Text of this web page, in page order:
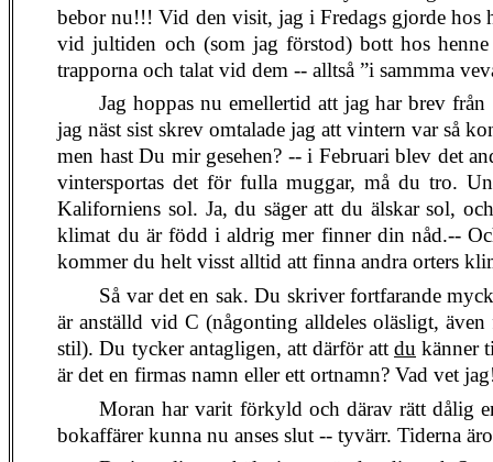
bebor nu!!! Vid den visit, jag i Fredags gjorde hos
vid jultiden och (som jag förstod) bott hos
trapporna och talat vid dem -- alltså ”i sammma
Jag hoppas nu emellertid att jag har brev
jag näst sist skrev omtalade jag att vintern var så
men hast Du mir gesehen? -- i Februari blev det
vintersportas det för fulla muggar, må du tro.
Kaliforniens sol. Ja, du säger att du älskar sol,
klimat du är född i aldrig mer finner din nåd.--
kommer du helt visst alltid att finna andra orters
Så var det en sak. Du skriver fortfarande
är anställd vid C (någonting alldeles oläsligt,
stil). Du tycker antagligen, att därför attdu känner
är det en firmas namn eller ett ortnamn? Vad vet
Moran har varit förkyld och därav rätt dålig
bokaffärer kunna nu anses slut -- tyvärr. Tiderna